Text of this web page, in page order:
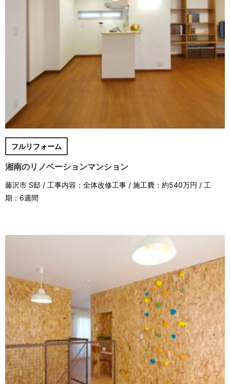
フルリフォーム
湘南のリノベーションマンション
藤沢市 S邸 / 工事内容：全体改修工事 / 施工費：約540万円 / 工
期：6週間